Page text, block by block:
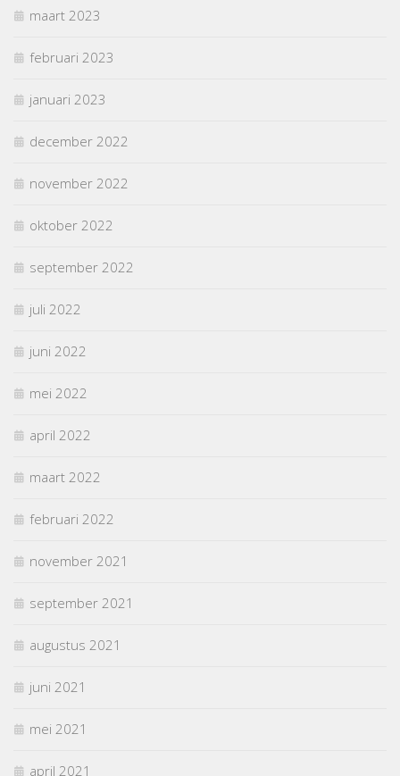
maart 2023
februari 2023
januari 2023
december 2022
november 2022
oktober 2022
september 2022
juli 2022
juni 2022
mei 2022
april 2022
maart 2022
februari 2022
november 2021
september 2021
augustus 2021
juni 2021
mei 2021
april 2021